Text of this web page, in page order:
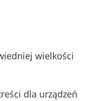
wielkości
dla urządzeń